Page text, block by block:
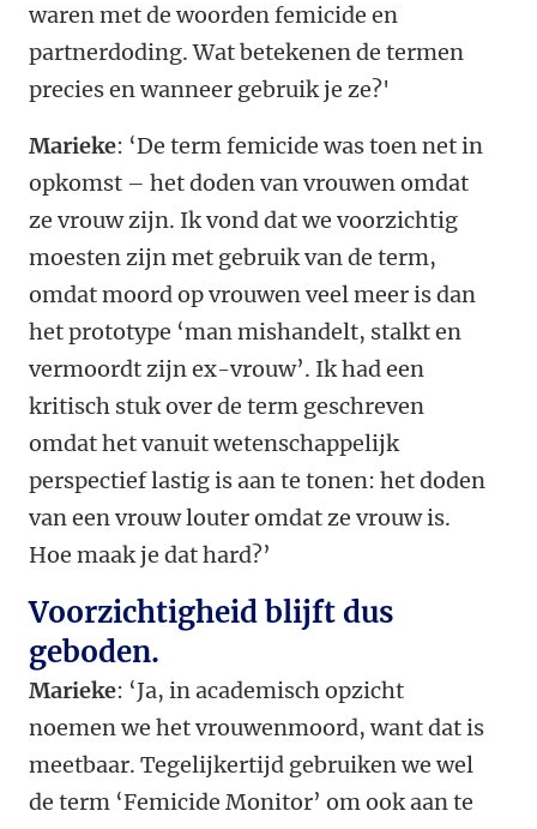
waren met de woorden femicide en
partnerdoding. Wat betekenen de termen
precies en wanneer gebruik je ze?'
Marieke: ‘De term femicide was toen net in
opkomst – het doden van vrouwen omdat
ze vrouw zijn. Ik vond dat we voorzichtig
moesten zijn met gebruik van de term,
omdat moord op vrouwen veel meer is dan
het prototype ‘man mishandelt, stalkt en
vermoordt zijn ex-vrouw’. Ik had een
kritisch stuk over de term geschreven
omdat het vanuit wetenschappelijk
perspectief lastig is aan te tonen: het doden
van een vrouw louter omdat ze vrouw is.
Hoe maak je dat hard?’
Voorzichtigheid blijft dus
geboden.
Marieke: ‘Ja, in academisch opzicht
noemen we het vrouwenmoord, want dat is
meetbaar. Tegelijkertijd gebruiken we wel
de term ‘Femicide Monitor’ om ook aan te